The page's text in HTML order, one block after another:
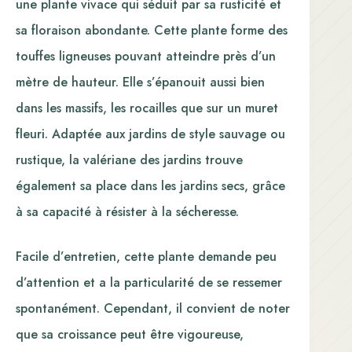
une plante vivace qui séduit par sa rusticité et
sa floraison abondante. Cette plante forme des
touffes ligneuses pouvant atteindre près d’un
mètre de hauteur. Elle s’épanouit aussi bien
dans les massifs, les rocailles que sur un muret
fleuri. Adaptée aux jardins de style sauvage ou
rustique, la valériane des jardins trouve
également sa place dans les jardins secs, grâce
à sa capacité à résister à la sécheresse.
Facile d’entretien, cette plante demande peu
d’attention et a la particularité de se ressemer
spontanément. Cependant, il convient de noter
que sa croissance peut être vigoureuse,